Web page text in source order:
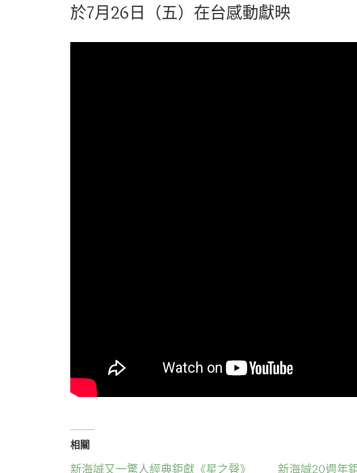
於7月26日（五）在台感動獻映
相關
新海誠又一驚人經典鉅獻《星之聲》 新海誠20週年